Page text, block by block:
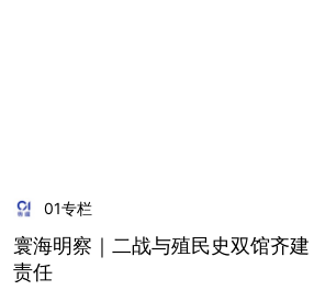
01专栏
寰海明察｜二战与殖民史双馆齐
责任